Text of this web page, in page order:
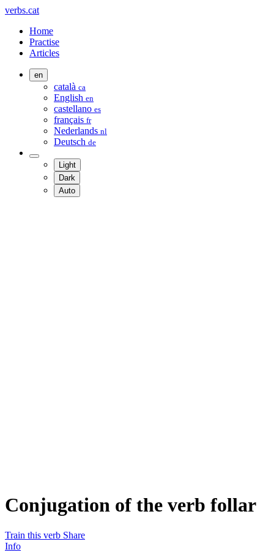
verbs.cat
Home
Practise
Articles
en
català ca
English en
castellano es
français fr
Nederlands nl
Deutsch de
Light
Dark
Auto
Conjugation of the verb follar
Train this verb Share
Info